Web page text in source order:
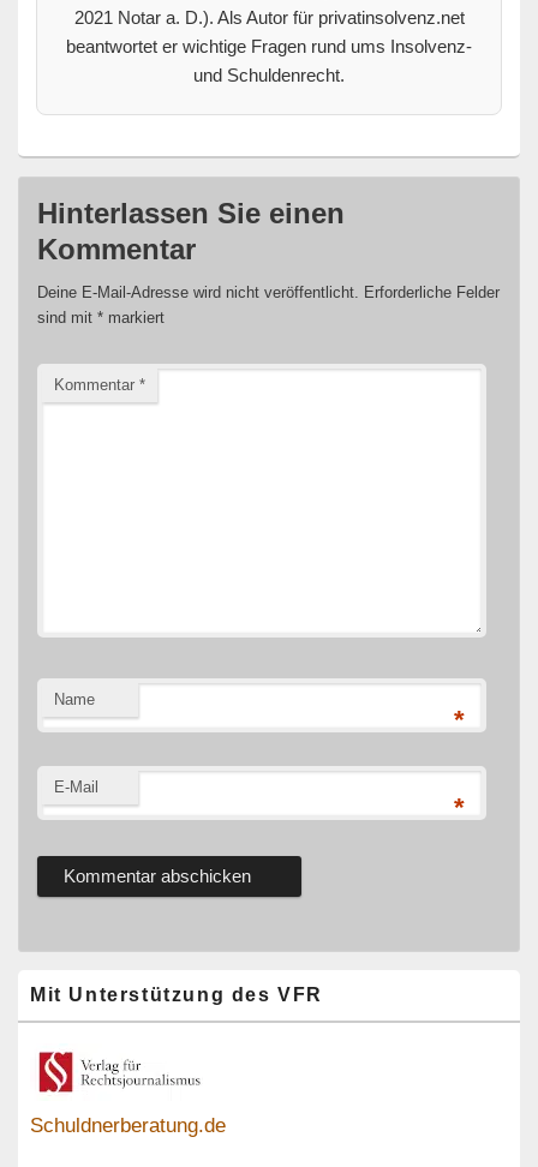
2021 Notar a. D.). Als Autor für privatinsolvenz.net
beantwortet er wichtige Fragen rund ums Insolvenz-
und Schuldenrecht.
Hinterlassen Sie einen
Kommentar
Deine E-Mail-Adresse wird nicht veröffentlicht. Erforderliche Felder
sind mit * markiert
Kommentar *
Name
*
E-Mail
*
Seitenleisten-
Widgetbereich
Mit Unterstützung des VFR
Schuldnerberatung.de